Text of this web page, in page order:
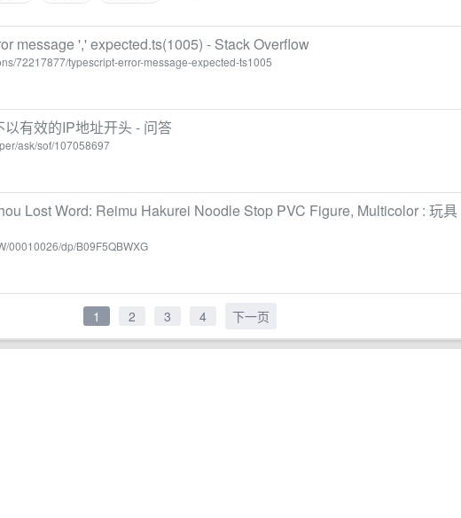
message ',' expected.ts(1005) - Stack Overflow
72217877/typescript-error-message-expected-ts1005
有效的IP地址开头 - 问答
ask/sof/107058697
Lost Word: Reimu Hakurei Noodle Stop PVC Figure, Multicolor : 玩具
00010026/dp/B09F5QBWXG
1 2 3 4 下一页